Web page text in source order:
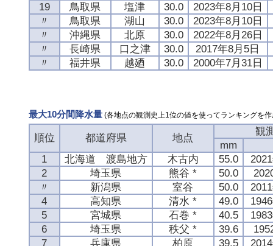
19
鳥取県 塩津 30.0
2023年8月10日
〃
鳥取県 湖山 30.0
2023年8月10日
〃
沖縄県 北原 30.0
2022年8月26日
〃
長崎県 口之津 30.0
2017年8月5日
〃
福井県 越廼 30.0 2000年7月31日
最大10分間降水量(各地点の観測史上1位の値を使ってランキングを作
順位 都道府県 地点
観
mm
1
北海道 渡島地方 木古内 55.0
2
埼玉県 熊谷 * 50.0
〃
新潟県 室谷 50.0
4
高知県 清水 * 49.0
5
宮城県 石巻 * 40.5
6
埼玉県 秩父 * 39.6
7
兵庫県 柏原 39.5